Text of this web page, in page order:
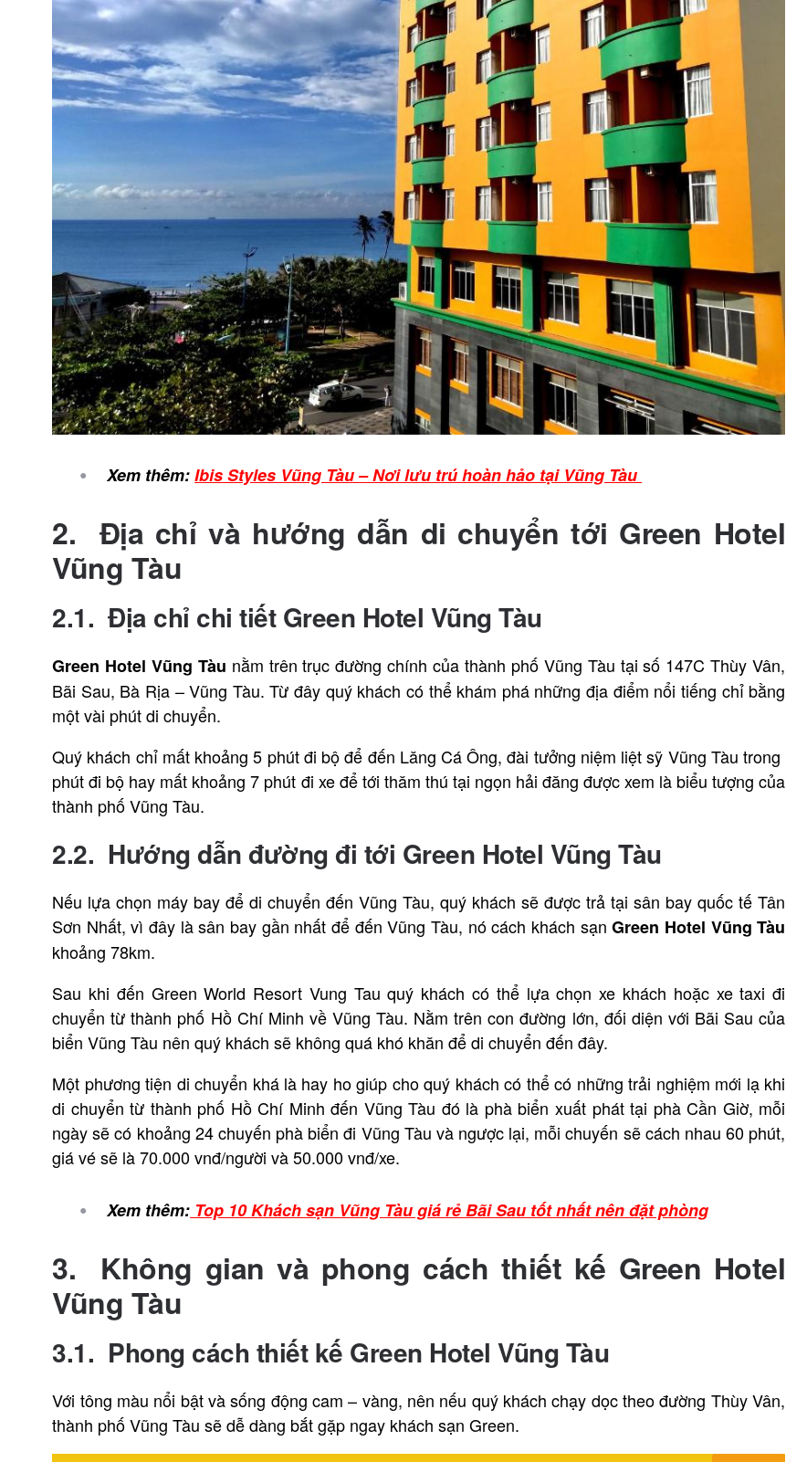
Xem thêm:Ibis Styles Vũng Tàu – Nơi lưu trú hoàn hảo tại Vũng Tàu
2. Địa chỉ và hướng dẫn di chuyển tới Green Hotel
Vũng Tàu
2.1. Địa chỉ chi tiết Green Hotel Vũng Tàu
Green Hotel Vũng Tàu nằm trên trục đường chính của thành phố Vũng Tàu tại số 147C Thùy Vân,
Bãi Sau, Bà Rịa – Vũng Tàu. Từ đây quý khách có thể khám phá những địa điểm nổi tiếng chỉ bằng
một vài phút di chuyển.
Quý khách chỉ mất khoảng 5 phút đi bộ để đến Lăng Cá Ông, đài tưởng niệm liệt sỹ Vũng Tàu trong
phút đi bộ hay mất khoảng 7 phút đi xe để tới thăm thú tại ngọn hải đăng được xem là biểu tượng của
thành phố Vũng Tàu.
2.2. Hướng dẫn đường đi tới Green Hotel Vũng Tàu
Nếu lựa chọn máy bay để di chuyển đến Vũng Tàu, quý khách sẽ được trả tại sân bay quốc tế Tân
Sơn Nhất, vì đây là sân bay gần nhất để đến Vũng Tàu, nó cách khách sạnGreen Hotel Vũng Tàu
khoảng 78km.
Sau khi đến Green World Resort Vung Tau quý khách có thể lựa chọn xe khách hoặc xe taxi đi
chuyển từ thành phố Hồ Chí Minh về Vũng Tàu. Nằm trên con đường lớn, đối diện với Bãi Sau của
biển Vũng Tàu nên quý khách sẽ không quá khó khăn để di chuyển đến đây.
Một phương tiện di chuyển khá là hay ho giúp cho quý khách có thể có những trải nghiệm mới lạ khi
di chuyển từ thành phố Hồ Chí Minh đến Vũng Tàu đó là phà biển xuất phát tại phà Cần Giờ, mỗi
ngày sẽ có khoảng 24 chuyến phà biển đi Vũng Tàu và ngược lại, mỗi chuyến sẽ cách nhau 60 phút,
giá vé sẽ là 70.000 vnđ/người và 50.000 vnđ/xe.
Xem thêm: Top 10 Khách sạn Vũng Tàu giá rẻ Bãi Sau tốt nhất nên đặt phòng
3. Không gian và phong cách thiết kế Green Hotel
Vũng Tàu
3.1. Phong cách thiết kế Green Hotel Vũng Tàu
Với tông màu nổi bật và sống động cam – vàng, nên nếu quý khách chạy dọc theo đường Thùy Vân,
thành phố Vũng Tàu sẽ dễ dàng bắt gặp ngay khách sạn Green.